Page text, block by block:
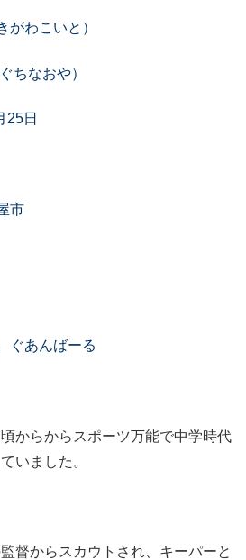
がわこいと）
ちなおや）
25日
市
ぐあんばーる
からからスポーツ万能で中学時代
いました。
督からスカウトされ、キーパーと